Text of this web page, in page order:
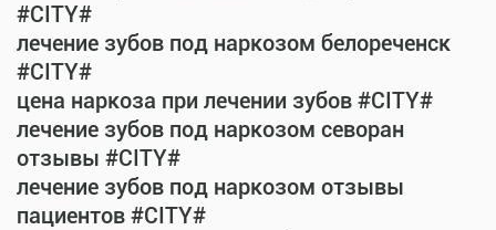
#CITY#
лечение зубов под наркозом белореченск
#CITY#
цена наркоза при лечении зубов #CITY#
лечение зубов под наркозом севоран
отзывы #CITY#
лечение зубов под наркозом отзывы
пациентов #CITY#